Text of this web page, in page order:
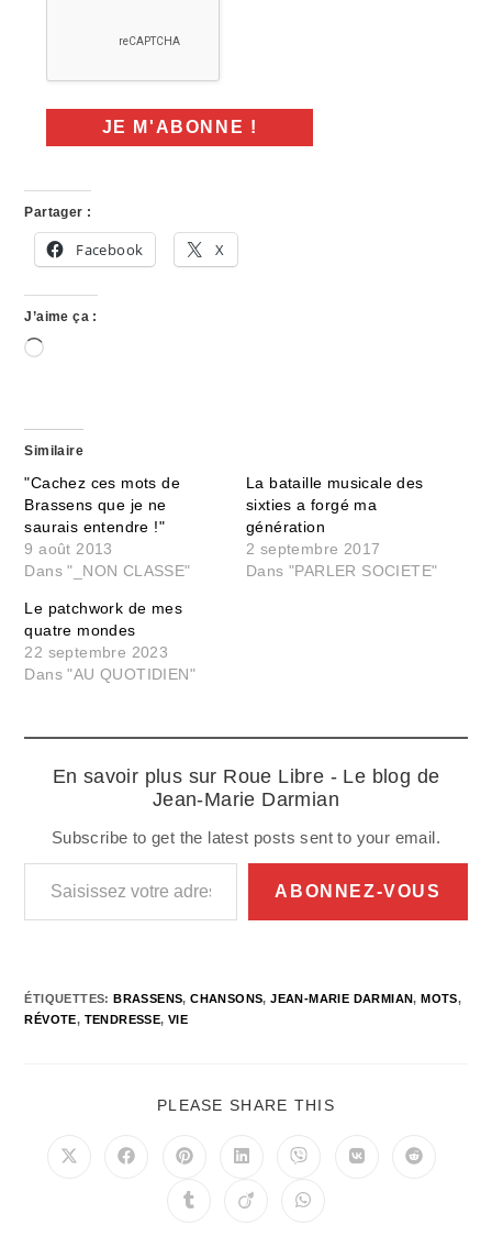
Partager :
Facebook X
J’aime ça :
Chargement…
Similaire
"Cachez ces mots de
Brassens que je ne
saurais entendre !"
9 août 2013
Dans "_NON CLASSE"
La bataille musicale des
sixties a forgé ma
génération
2 septembre 2017
Dans "PARLER SOCIETE"
Le patchwork de mes
quatre mondes
22 septembre 2023
Dans "AU QUOTIDIEN"
En savoir plus sur Roue Libre - Le blog de
Jean-Marie Darmian
Subscribe to get the latest posts sent to your email.
Saisissez votre adresse e-mail…
ABONNEZ-VOUS
ÉTIQUETTES:BRASSENS, CHANSONS, JEAN-MARIE DARMIAN, MOTS,
RÉVOTE, TENDRESSE, VIE
PLEASE SHARE THIS
Ouvrir
Ouvrir
Ouvrir
une
autre
Ouvrir
une
autre
Ouvrir
une
autre
Ouvrir
Ouvrir
Ouvrir
Ouvrir
Ouvrir